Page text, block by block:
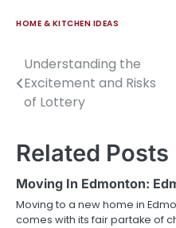
HOME & KITCHEN IDEAS
Post
navigation
Understanding the
Excitement and Risks
of Lottery
Related Posts
Moving In Edmonton:
Moving to a new home in
comes with its fair partake of